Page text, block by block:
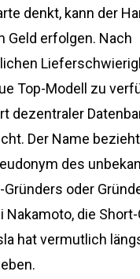
denkt, kann der
Geld erfolgen. Nach
Top-Modell zu
dezentraler
Der Name
des
Gründers oder
Nakamoto, die
hat vermutlich